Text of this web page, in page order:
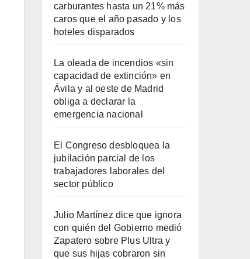
carburantes hasta un 21% más
caros que el año pasado y los
hoteles disparados
La oleada de incendios «sin
capacidad de extinción» en
Ávila y al oeste de Madrid
obliga a declarar la
emergencia nacional
El Congreso desbloquea la
jubilación parcial de los
trabajadores laborales del
sector público
Julio Martínez dice que ignora
con quién del Gobierno medió
Zapatero sobre Plus Ultra y
que sus hijas cobraron sin